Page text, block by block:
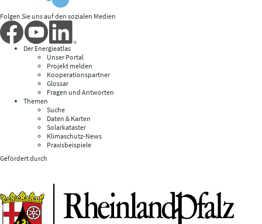
Folgen Sie uns auf den sozialen Medien
Der Energieatlas
Unser Portal
Projekt melden
Kooperationspartner
Glossar
Fragen und Antworten
Themen
Suche
Daten & Karten
Solarkataster
Klimaschutz-News
Praxisbeispiele
Gefördert durch